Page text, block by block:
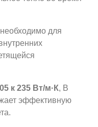
для
к 235 Вт/м·К, В
эффективную